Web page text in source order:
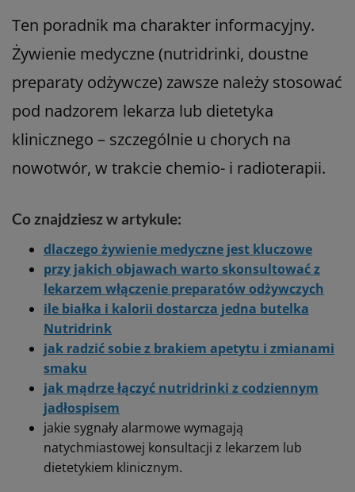
Ten poradnik ma charakter informacyjny.
Żywienie medyczne (nutridrinki, doustne
preparaty odżywcze) zawsze należy stosować
pod nadzorem lekarza lub dietetyka
klinicznego – szczególnie u chorych na
nowotwór, w trakcie chemio- i radioterapii.
Co znajdziesz w artykule:
dlaczego żywienie medyczne jest kluczowe
przy jakich objawach warto skonsultować z
lekarzem włączenie preparatów odżywczych
ile białka i kalorii dostarcza jedna butelka
Nutridrink
jak radzić sobie z brakiem apetytu i zmianami
smaku
jak mądrze łączyć nutridrinki z codziennym
jadłospisem
jakie sygnały alarmowe wymagają
natychmiastowej konsultacji z lekarzem lub
dietetykiem klinicznym.